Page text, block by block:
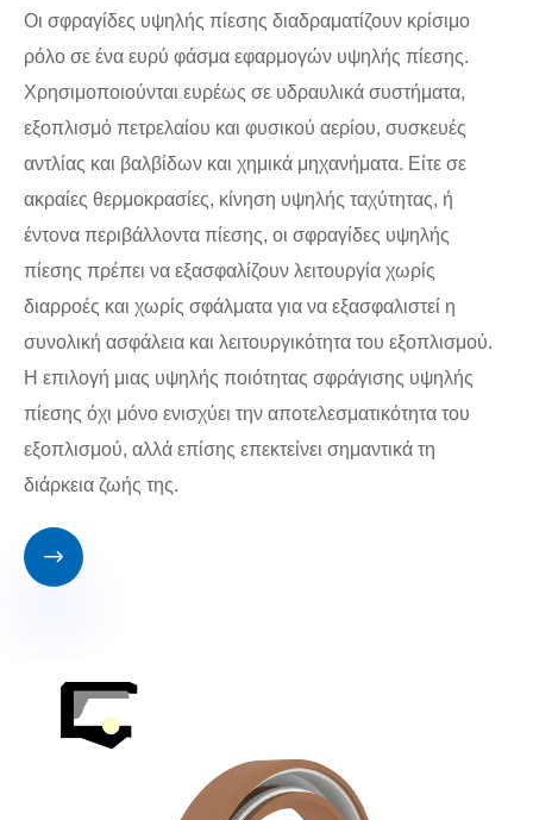
Οι σφραγίδες υψηλής πίεσης διαδραματίζουν κρίσιμο
ρόλο σε ένα ευρύ φάσμα εφαρμογών υψηλής πίεσης.
Χρησιμοποιούνται ευρέως σε υδραυλικά συστήματα,
εξοπλισμό πετρελαίου και φυσικού αερίου, συσκευές
αντλίας και βαλβίδων και χημικά μηχανήματα. Είτε σε
ακραίες θερμοκρασίες, κίνηση υψηλής ταχύτητας, ή
έντονα περιβάλλοντα πίεσης, οι σφραγίδες υψηλής
πίεσης πρέπει να εξασφαλίζουν λειτουργία χωρίς
διαρροές και χωρίς σφάλματα για να εξασφαλιστεί η
συνολική ασφάλεια και λειτουργικότητα του εξοπλισμού.
Η επιλογή μιας υψηλής ποιότητας σφράγισης υψηλής
πίεσης όχι μόνο ενισχύει την αποτελεσματικότητα του
εξοπλισμού, αλλά επίσης επεκτείνει σημαντικά τη
διάρκεια ζωής της.
